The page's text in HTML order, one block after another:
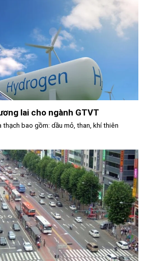
lai cho ngành GTVT
thạch bao gồm: dầu mỏ, than, khí thiên